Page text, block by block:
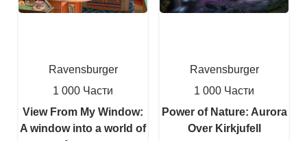
Ravensburger
1 000 Части
View From My Window:
A window into a world of
Ravensburger
1 000 Части
Power of Nature: Aurora
Over Kirkjufell